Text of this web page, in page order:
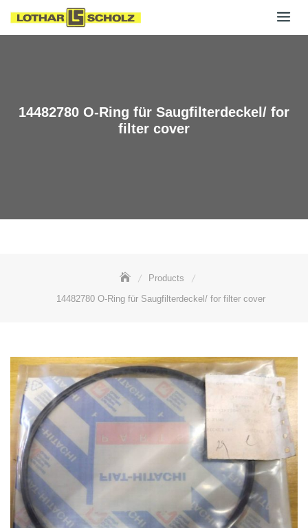
14482780 O-Ring für Saugfilterdeckel/ for
filter cover
Products
14482780 O-Ring für Saugfilterdeckel/ for filter cover